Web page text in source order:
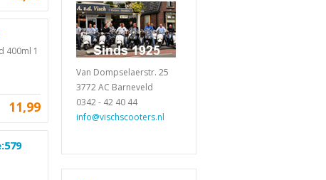
400ml 1
11,99
Van Dompselaerstr. 25
3772 AC Barneveld
0342 - 42 40 44
info@vischscooters.nl